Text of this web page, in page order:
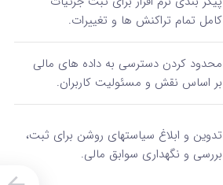
کامل تمام تراکنش‌ ها و تغییرات.
محدود کردن دسترسی به داده‌ های مالی
بر اساس نقش و مسئولیت کاربران.
تدوین و ابلاغ سیاستهای روشن برای ثبت،
بررسی و نگهداری سوابق مالی.